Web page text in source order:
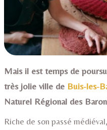
Mais il est temps de
très jolie ville de Buis-les-
Naturel Régional des
Riche de son passé